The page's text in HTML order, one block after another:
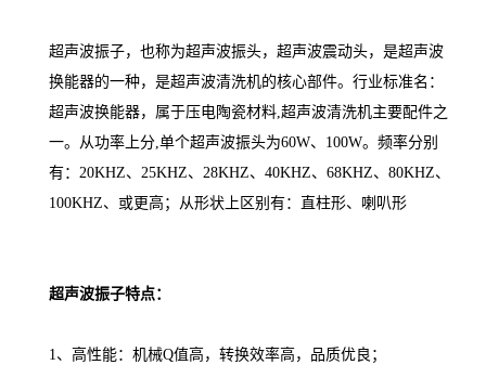
超声波振子，也称为超声波振头，超声波震动头，是超声波
换能器的一种，是超声波清洗机的核心部件。行业标准名：
超声波换能器，属于压电陶瓷材料,超声波清洗机主要配件之
一。从功率上分,单个超声波振头为60W、100W。频率分别
有：20KHZ、25KHZ、28KHZ、40KHZ、68KHZ、80KHZ、
100KHZ、或更高；从形状上区别有：直柱形、喇叭形
超声波振子特点：
1、高性能：机械Q值高，转换效率高，品质优良；